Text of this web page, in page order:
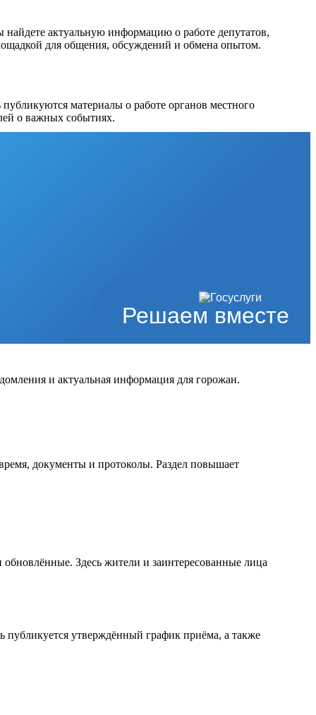
найдете актуальную информацию о работе депутатов,
для общения, обсуждений и обмена опытом.
материалы о работе органов местного
о важных событиях.
Решаем вместе
и актуальная информация для горожан.
документы и протоколы. Раздел повышает
Здесь жители и заинтересованные лица
публикуется утверждённый график приёма, а также